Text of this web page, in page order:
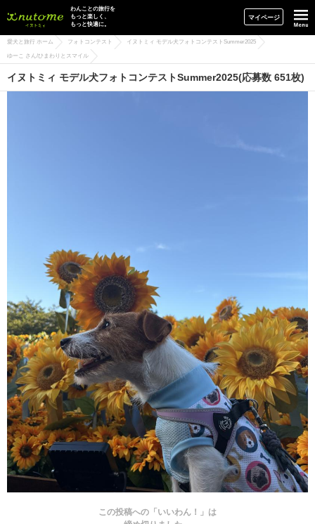
イヌトミィ
わんことの旅行を
もっと楽しく、
もっと快適に。
マイページ
愛犬と旅行 ホーム フォトコンテスト イヌトミィ モデル犬フォトコンテストSummer2025
ゆーこ さん/ひまわりとスマイル
イヌトミィ モデル犬フォトコンテストSummer2025(応募数 651枚)
この投稿への「いいわん！」は